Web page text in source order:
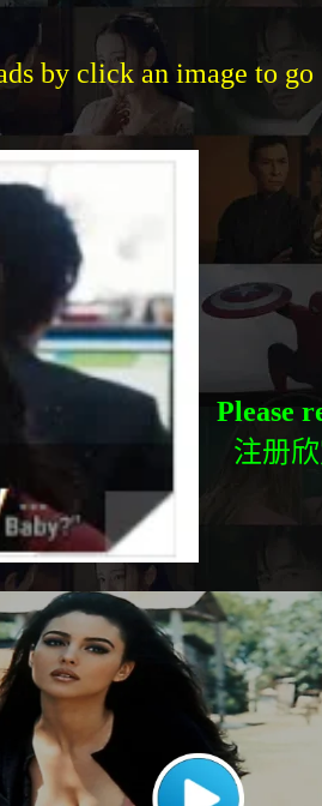
by click an image to go
Please
注册